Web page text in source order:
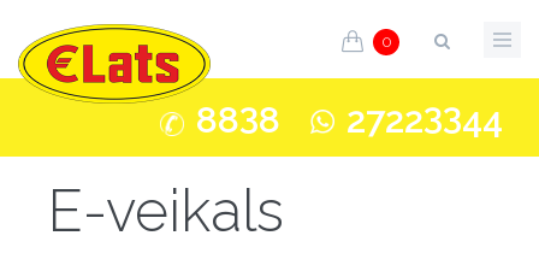
0
8838 27223344
E-veikals